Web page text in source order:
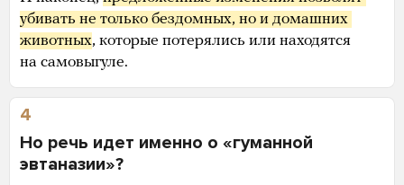
убивать не только бездомных, но и домашних
животных, которые потерялись или находятся
на самовыгуле.
4
Но речь идет именно о «гуманной
эвтаназии»?